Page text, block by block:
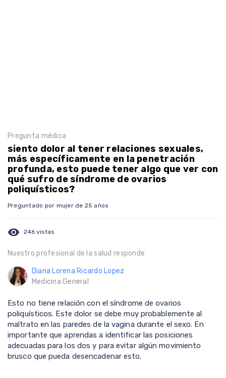
Pregunta médica
siento dolor al tener relaciones sexuales,
más específicamente en la penetración
profunda, esto puede tener algo que ver con
qué sufro de síndrome de ovarios
poliquísticos?
Preguntado por mujer de 25 años
visibility 246 vistas
Nuestro profesional de la salud responde
Diana Lorena Ricardo Lopez
Medicina General
Esto no tiene relación con el síndrome de ovarios
poliquísticos. Este dolor se debe muy probablemente al
maltrato en las paredes de la vagina durante el sexo. En
importante que aprendas a identificar las posiciones
adecuadas para los dos y para evitar algún movimiento
brusco que pueda desencadenar esto.